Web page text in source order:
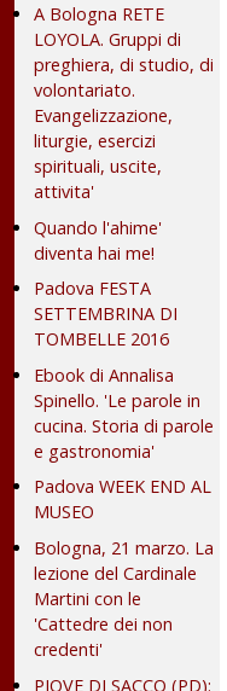
A Bologna RETE
LOYOLA. Gruppi di
preghiera, di studio, di
volontariato.
Evangelizzazione,
liturgie, esercizi
spirituali, uscite,
attivita'
Quando l'ahime'
diventa hai me!
Padova FESTA
SETTEMBRINA DI
TOMBELLE 2016
Ebook di Annalisa
Spinello. 'Le parole in
cucina. Storia di parole
e gastronomia'
Padova WEEK END AL
MUSEO
Bologna, 21 marzo. La
lezione del Cardinale
Martini con le
'Cattedre dei non
credenti'
PIOVE DI SACCO (PD):